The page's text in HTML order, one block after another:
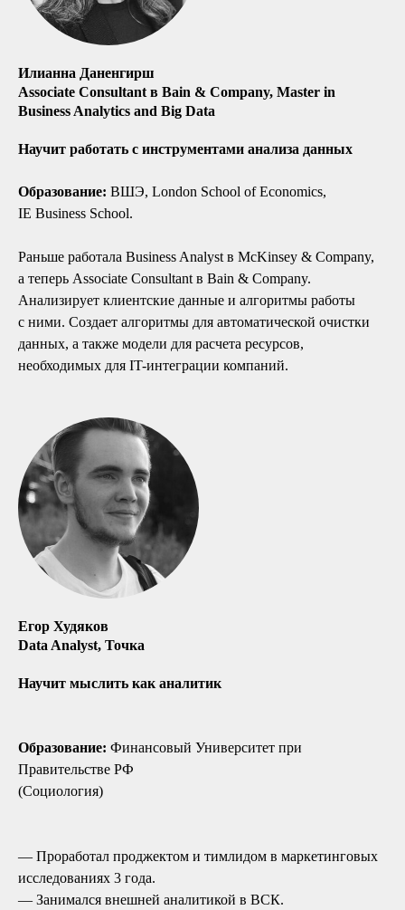
Илианна Даненгирш
Associate Consultant в Bain & Company, Master in
Business Analytics and Big Data
Научит работать с инструментами анализа данных
Образование: ВШЭ, London School of Economics,
IE Business School.
Раньше работала Business Analyst в McKinsey & Company,
а теперь Associate Consultant в Bain & Company.
Анализирует клиентские данные и алгоритмы работы
с ними. Создает алгоритмы для автоматической очистки
данных, а также модели для расчета ресурсов,
необходимых для IT-интеграции компаний.
Егор Худяков
Data Analyst, Точка
Научит мыслить как аналитик
Образование: Финансовый Университет при
Правительстве РФ
(Социология)
— Проработал проджектом и тимлидом в маркетинговых
исследованиях 3 года.
— Занимался внешней аналитикой в ВСК.